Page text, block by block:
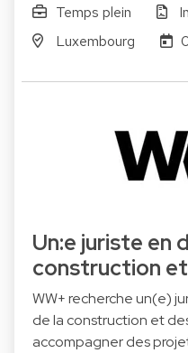
Temps plein
Luxembourg
Un:e juriste en
construction
WW+ recherche un(e)
de la construction et
accompagner des